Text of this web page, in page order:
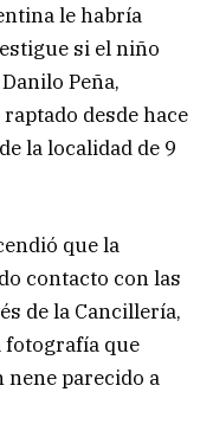
le habría
si el niño
Peña,
desde hace
la localidad de 9
que la
contacto con las
de la Cancillería,
fotografía que
nene parecido a